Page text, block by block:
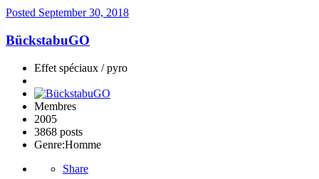
Posted September 30, 2018
BückstabuGO
Effet spéciaux / pyro
Membres
2005
3868 posts
Genre:Homme
Share